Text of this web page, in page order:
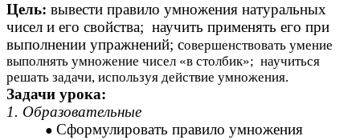
Цель: вывести правило умножения натуральных
чисел и его свойства; научить применять его при
выполнении упражнений; совершенствовать умение
выполнять умножение чисел «в столбик»; научиться
решать задачи, используя действие умножения.
Задачи урока:
1. Образовательные
Сформулировать правило умножения